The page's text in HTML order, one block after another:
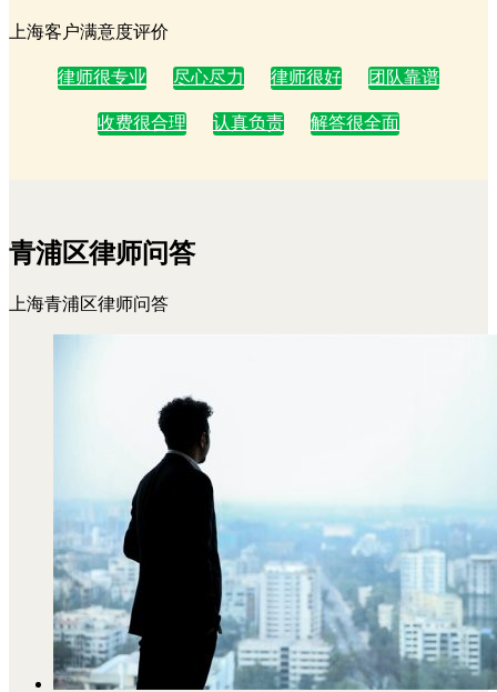
上海客户满意度评价
律师很专业 尽心尽力 律师很好 团队靠谱
收费很合理 认真负责 解答很全面
青浦区律师问答
上海青浦区律师问答